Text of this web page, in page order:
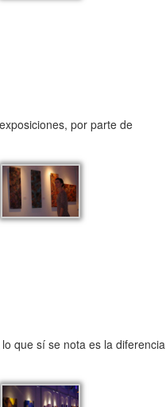
por parte de
que sí se nota es la diferencia